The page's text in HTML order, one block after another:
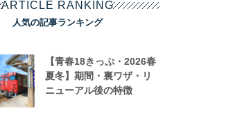
ARTICLE RANKING
人気の記事ランキング
【青春18きっぷ・2026春
夏冬】期間・裏ワザ・リ
ニューアル後の特徴